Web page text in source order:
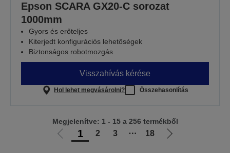
Epson SCARA GX20-C sorozat
1000mm
Gyors és erőteljes
Kiterjedt konfigurációs lehetőségek
Biztonságos robotmozgás
Visszahívás kérése
Hol lehet megvásárolni? Összehasonlítás
Előző
1 2 3 ⋯ 18
Következő
Megjelenítve: 1 - 15 a 256 termékből